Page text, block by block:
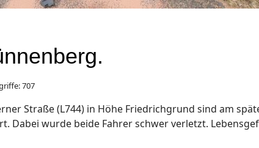
707
Straße (L744) in Höhe Friedrichgrund sind am
Dabei wurde beide Fahrer schwer verletzt.